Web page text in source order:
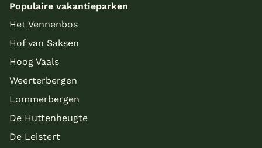
Populaire vakantieparken
Het Vennenbos
Hof van Saksen
Hoog Vaals
Weerterbergen
Lommerbergen
De Huttenheugte
De Leistert